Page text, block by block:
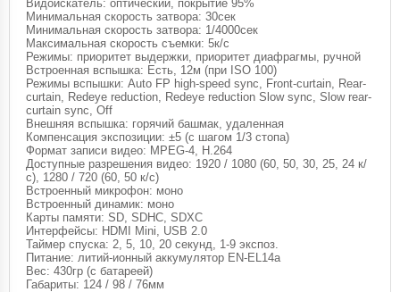
Видоискатель: оптический, покрытие 95%
Минимальная скорость затвора: 30сек
Минимальная скорость затвора: 1/4000сек
Максимальная скорость съемки: 5к/с
Режимы: приоритет выдержки, приоритет диафрагмы, ручной
Встроенная вспышка: Есть, 12м (при ISO 100)
Режимы вспышки: Auto FP high-speed sync, Front-curtain, Rear-
curtain, Redeye reduction, Redeye reduction Slow sync, Slow rear-
curtain sync, Off
Внешняя вспышка: горячий башмак, удаленная
Компенсация экспозиции: ±5 (с шагом 1/3 стопа)
Формат записи видео: MPEG-4, H.264
Доступные разрешения видео: 1920 / 1080 (60, 50, 30, 25, 24 к/
с), 1280 / 720 (60, 50 к/с)
Встроенный микрофон: моно
Встроенный динамик: моно
Карты памяти: SD, SDHC, SDXC
Интерфейсы: HDMI Mini, USB 2.0
Таймер спуска: 2, 5, 10, 20 секунд, 1-9 экспоз.
Питание: литий-ионный аккумулятор EN-EL14a
Вес: 430гр (с батареей)
Габариты: 124 / 98 / 76мм